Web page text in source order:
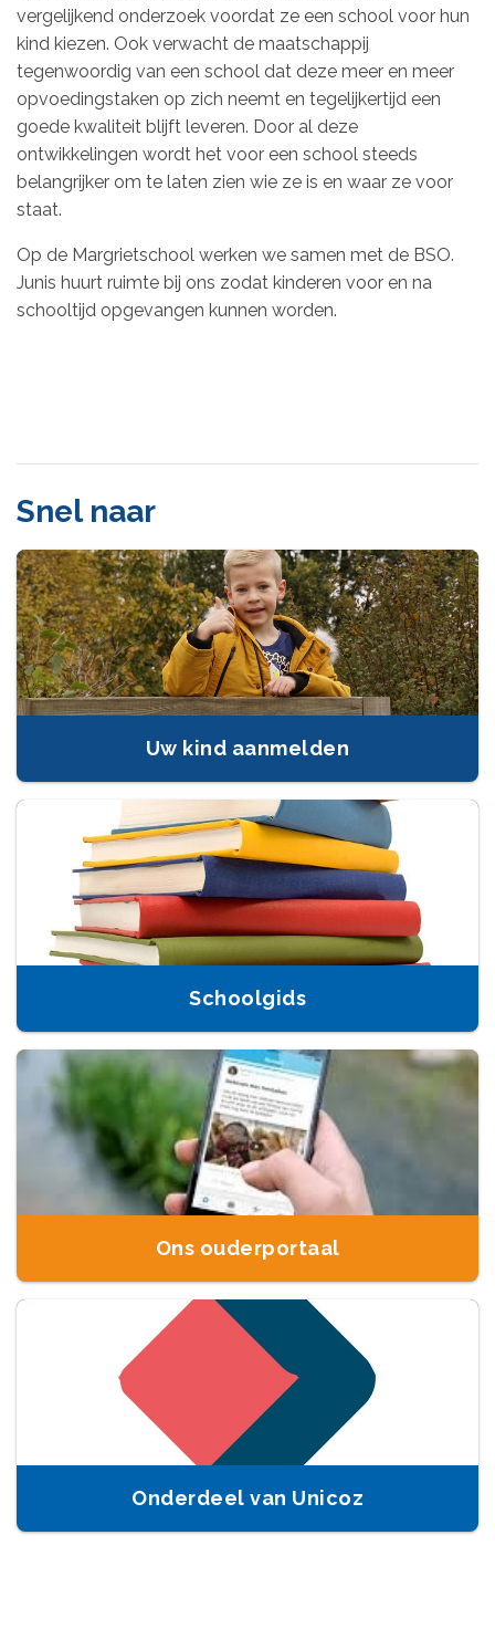
vergelijkend onderzoek voordat ze een school voor hun
kind kiezen. Ook verwacht de maatschappij
tegenwoordig van een school dat deze meer en meer
opvoedingstaken op zich neemt en tegelijkertijd een
goede kwaliteit blijft leveren. Door al deze
ontwikkelingen wordt het voor een school steeds
belangrijker om te laten zien wie ze is en waar ze voor
staat.
Op de Margrietschool werken we samen met de BSO.
Junis huurt ruimte bij ons zodat kinderen voor en na
schooltijd opgevangen kunnen worden.
Snel naar
Uw kind aanmelden
Schoolgids
Ons ouderportaal
Onderdeel van Unicoz